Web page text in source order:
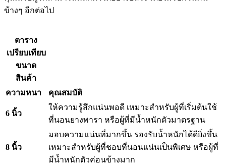
ข้างๆ อีกต่อไป
ตาราง
เปรียบเทียบ
ขนาด
สินค้า
ความหนา
คุณสมบัติ
6 นิ้ว
ให้ความรู้สึกแน่นพอดี เหมาะสำหรับผู้ที่เริ่มต้นใช้
ที่นอนยางพารา หรือผู้ที่มีน้ำหนักตัวมาตรฐาน
8 นิ้ว
มอบความแน่นที่มากขึ้น รองรับน้ำหนักได้ดียิ่งขึ้น
เหมาะสำหรับผู้ที่ชอบที่นอนแน่นเป็นพิเศษ หรือผู้ที่
มีน้ำหนักตัวค่อนข้างมาก